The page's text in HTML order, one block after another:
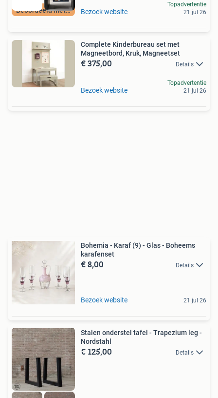
Beoordeeld met 9+ Bezoek website
Topadvertentie
21 jul 26
Complete Kinderbureau set met
Magneetbord, Kruk, Magneetset
€ 375,00 Details
Bezoek website
Topadvertentie
21 jul 26
Bohemia - Karaf (9) - Glas - Boheems
karafenset
€ 8,00 Details
Bezoek website 21 jul 26
Stalen onderstel tafel - Trapezium leg -
Nordstahl
€ 125,00 Details